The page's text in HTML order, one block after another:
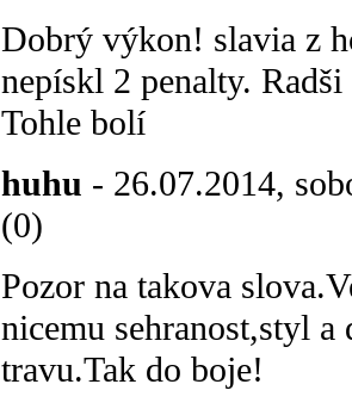
Dobrý výkon! slavia z
nepískl 2 penalty.
Tohle bolí
huhu - 26.07.2014,
(0)
Pozor na takova
nicemu sehranost,styl
travu.Tak do boje!